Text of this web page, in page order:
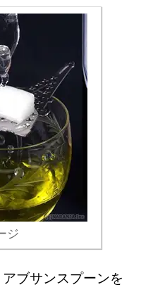
ジ
ブサンスプーンを